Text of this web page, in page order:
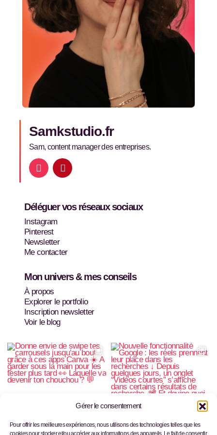
Gérer le consentement
Pour offrir les meilleures expériences, nous utilisons des technologies telles que les
cookies pour stocker et/ou accéder aux informations des appareils. Le fait de consentir
Samkstudio.fr
Sam, content manager des entreprises.
I
n
a
g
r
a
m
P
i
r
Déléguer vos réseaux sociaux
Instagram
Pinterest
Newsletter
Me contacter
Mon univers & mes conseils
À propos
Explorer le portfolio
Inscription newsletter
Voir le blog